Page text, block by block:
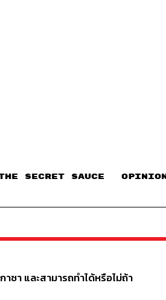
SECRET SAUCE​ OPINION
ซา และสามารถทำได้หรือไม่ถ้า